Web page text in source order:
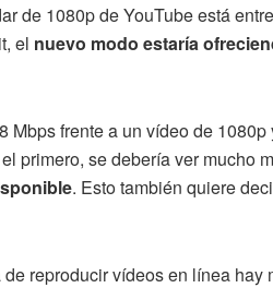
de 1080p de YouTube está
el nuevo modo estaría
frente a un vídeo de
primero, se debería ver mucho
. Esto también quiere
reproducir vídeos en línea hay